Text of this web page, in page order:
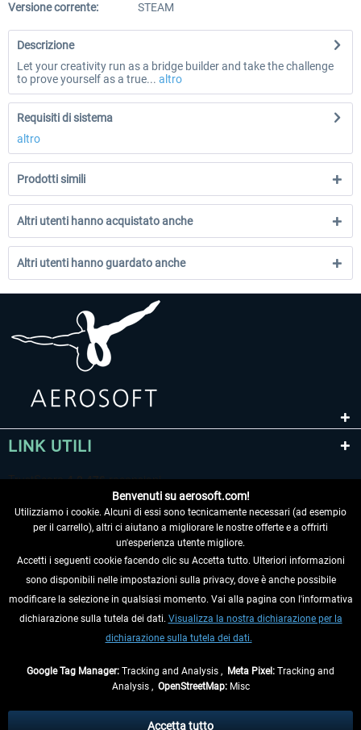
Versione corrente:
STEAM
Descrizione
Let your creativity run as a bridge builder and take the challenge
to prove yourself as a true... altro
Requisiti di sistema
altro
Prodotti simili
Altri utenti hanno acquistato anche
Altri utenti hanno guardato anche
LINK UTILI
RECEDERE DAL CONTRATTO
INFORMAZIONI
eventualmente le spese di spedizione, se non diversamente descritto.
Benvenuti su aerosoft.com!
Utilizziamo i cookie. Alcuni di essi sono tecnicamente necessari (ad esempio
per il carrello), altri ci aiutano a migliorare le nostre offerte e a offrirti
un'esperienza utente migliore.
Accetti i seguenti cookie facendo clic su Accetta tutto. Ulteriori informazioni
sono disponibili nelle impostazioni sulla privacy, dove è anche possibile
modificare la selezione in qualsiasi momento. Vai alla pagina con l'informativa
dichiarazione sulla tutela dei dati. Visualizza la nostra dichiarazione per la
dichiarazione sulla tutela dei dati.
Google Tag Manager: Tracking and Analysis , Meta Pixel: Tracking and
Analysis , OpenStreetMap:Misc
Accetta tutto